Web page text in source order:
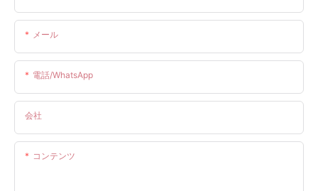
メール
電話/WhatsApp
会社
コンテンツ